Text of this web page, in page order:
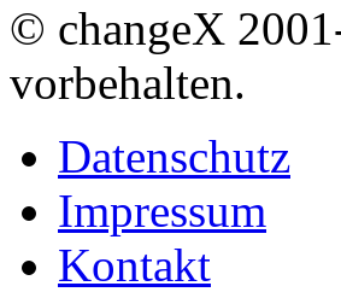
© changeX
vorbehalten.
Datenschutz
Impressum
Kontakt